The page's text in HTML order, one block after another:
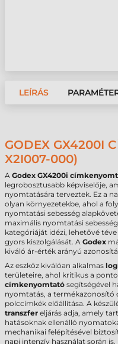
LEÍRÁS
GODEX GX4200I
X2I007-000)
A Godex GX4200i
legrobosztusabb képviselője,
nyomtatására terveztek. Ez a
olyan környezetekbe, ahol a
nyomtatási sebesség
maximális nyomtatási
kategóriáját idézi, lehetővé
gyors kiszolgálását. A Godex
kiváló ár-érték arányú
Az eszköz kiválóan alkalmas
területeire, ahol kritikus a
címkenyomtató segítségével
nyomtatás, a termékazonosító
polccímkék előállítása. A
transzfer eljárás adja, amely
hatásoknak ellenálló
mechanikai felépítésével
napi intenzív használat során is.